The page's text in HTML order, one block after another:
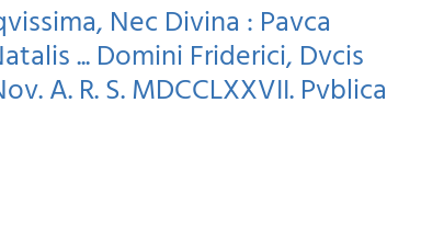
Nec Divina : Pavca
... Domini Friderici, Dvcis
A. R. S. MDCCLXXVII. Pvblica